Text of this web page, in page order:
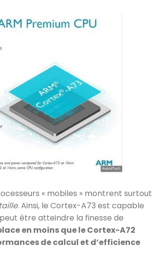
« mobiles » montrent surtout
. Ainsi, le Cortex-A73 est capable
être atteindre la finesse de
en moins que le Cortex-A72
de calcul et d’efficience